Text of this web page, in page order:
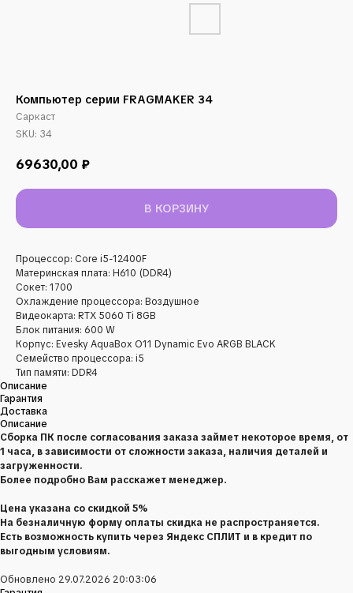
Компьютер серии FRAGMAKER 34
Саркаст
SKU: 34
69630,00 ₽
В КОРЗИНУ
Процессор: Core i5-12400F
Материнская плата: H610 (DDR4)
Сокет: 1700
Охлаждение процессора: Воздушное
Видеокарта: RTX 5060 Ti 8GB
Блок питания: 600 W
Корпус: Evesky AquaBox O11 Dynamic Evo ARGB BLACK
Семейство процессора: i5
Тип памяти: DDR4
Описание
Гарантия
Доставка
Описание
Сборка ПК после согласования заказа займет некоторое время, от
1 часа, в зависимости от сложности заказа, наличия деталей и
загруженности.
Более подробно Вам расскажет менеджер.
Цена указана со скидкой 5%
На безналичную форму оплаты скидка не распространяется.
Есть возможность купить через Яндекс СПЛИТ и в кредит по
выгодным условиям.
Обновлено 29.07.2026 20:03:06